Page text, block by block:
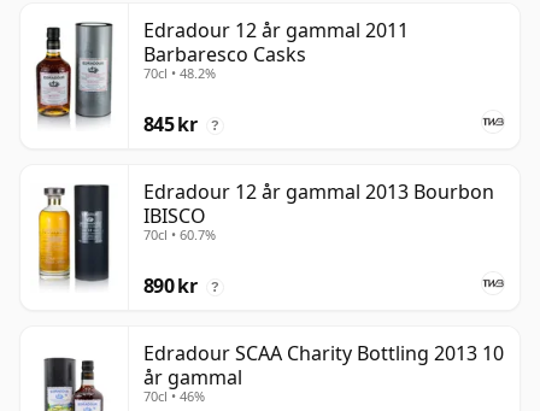
Edradour 12 år gammal 2011
Barbaresco Casks
70cl • 48.2%
845 kr ?
Edradour 12 år gammal 2013 Bourbon
IBISCO
70cl • 60.7%
890 kr ?
Edradour SCAA Charity Bottling 2013 10
år gammal
70cl • 46%